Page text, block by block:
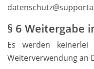
§ 6 Weitergabe
Es werden
Weiterverwendung